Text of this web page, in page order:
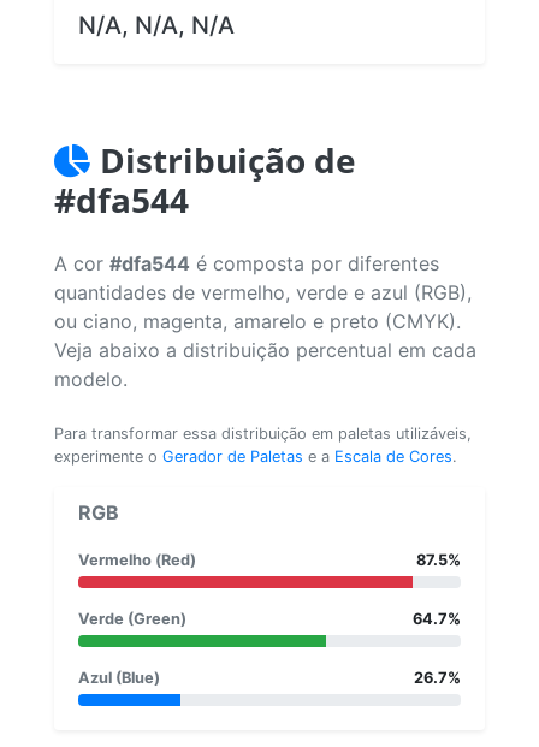
N/A, N/A, N/A
Distribuição de
#dfa544
A cor #dfa544 é composta por diferentes
quantidades de vermelho, verde e azul (RGB),
ou ciano, magenta, amarelo e preto (CMYK).
Veja abaixo a distribuição percentual em cada
modelo.
Para transformar essa distribuição em paletas utilizáveis,
experimente o Gerador de Paletas e a Escala de Cores.
RGB
Vermelho (Red) 87.5%
Verde (Green) 64.7%
Azul (Blue) 26.7%